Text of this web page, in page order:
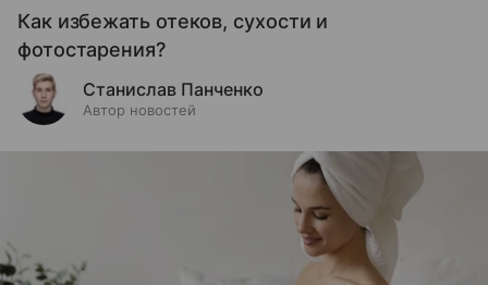
Как избежать отеков, сухости и
фотостарения?
Станислав Панченко
Автор новостей